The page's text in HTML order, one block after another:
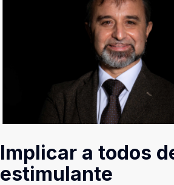
Implicar a todos
estimulante